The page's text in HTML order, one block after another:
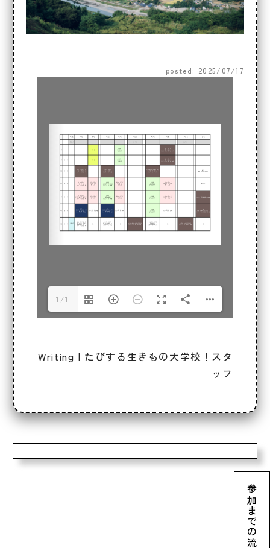
参加までの流れ
posted: 2025/07/17
1/1
Writing | たびする生きもの大学校！スタ
ッフ